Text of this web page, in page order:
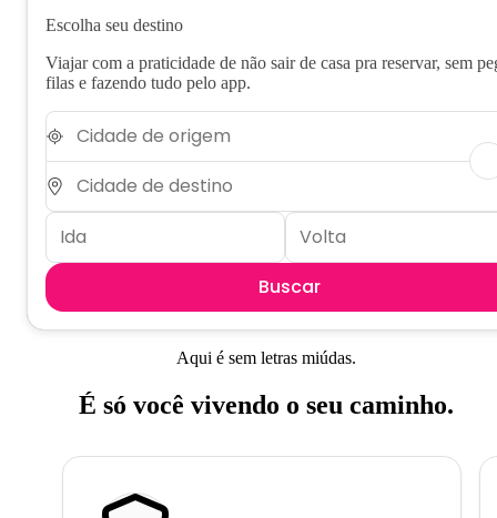
Escolha seu destino
Viajar com a praticidade de não sair de casa pra reservar, sem
filas e fazendo tudo pelo app.
Buscar
Aqui é sem letras miúdas.
É só você vivendo o seu caminho.